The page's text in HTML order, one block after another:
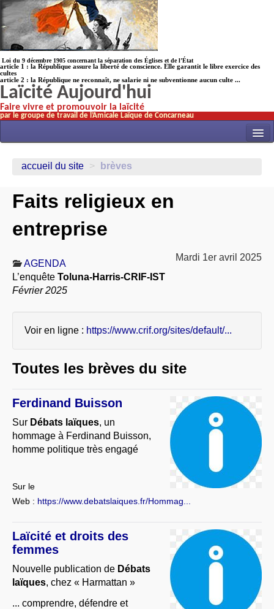
Loi du 9 décembre 1905 concernant la séparation des Églises et de l’État
article 1 : la République assure la liberté de conscience. Elle garantit le libre exercice des
cultes
article 2 : la République ne reconnaît, ne salarie ni ne subventionne aucun culte ...
Laïcité Aujourd'hui
Faire vivre et promouvoir la laïcité
par le groupe de travail de l’Amicale Laïque de Concarneau
NOS TRAVAUX
HISTOIRE(s)
LAICITHÈQUE
À PROPOS
accueil du site > brèves
Faits religieux en
entreprise
Mardi 1er avril 2025
AGENDA
L’enquête Toluna-Harris-CRIF-IST
Février 2025
Voir en ligne : https://www.crif.org/sites/default/...
Toutes les brèves du site
Ferdinand Buisson
Sur Débats laïques, un
hommage à Ferdinand Buisson,
homme politique très engagé
Sur le
Web : https://www.debatslaiques.fr/Hommag...
Laïcité et droits des
femmes
Nouvelle publication de Débats
laïques, chez « Harmattan »
... comprendre, défendre et